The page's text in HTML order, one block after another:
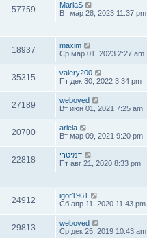
57759
MariaS
Вт мар 28, 2023 11:37 pm
18937
maxim
Ср мар 01, 2023 2:27 am
35315
valery200
Пт дек 30, 2022 3:34 pm
27189
weboved
Вт июн 01, 2021 7:25 am
20700
ariela
Вт мар 09, 2021 9:20 pm
22818
דמיטרי
Пт авг 21, 2020 8:33 pm
24912
igor1961
Сб апр 11, 2020 11:43 pm
29813
weboved
Ср дек 25, 2019 10:43 am